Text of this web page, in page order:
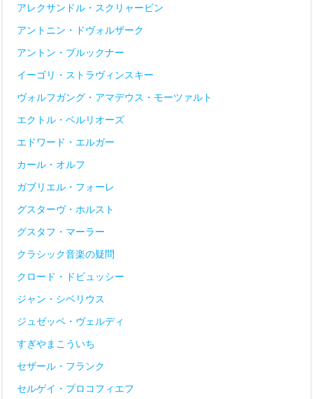
アレクサンドル・スクリャービン
アントニン・ドヴォルザーク
アントン・ブルックナー
イーゴリ・ストラヴィンスキー
ヴォルフガング・アマデウス・モーツァルト
エクトル・ベルリオーズ
エドワード・エルガー
カール・オルフ
ガブリエル・フォーレ
グスターヴ・ホルスト
グスタフ・マーラー
クラシック音楽の疑問
クロード・ドビュッシー
ジャン・シベリウス
ジュゼッペ・ヴェルディ
すぎやまこういち
セザール・フランク
セルゲイ・プロコフィエフ